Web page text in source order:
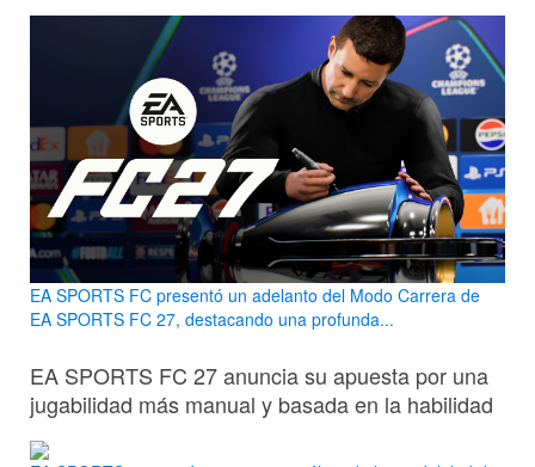
EA SPORTS FC presentó un adelanto del Modo Carrera de
EA SPORTS FC 27, destacando una profunda...
EA SPORTS FC 27 anuncia su apuesta por una
jugabilidad más manual y basada en la habilidad